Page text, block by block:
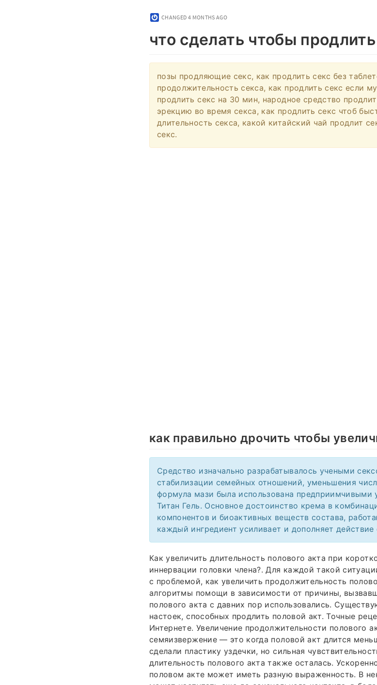
CHANGED 4 MONTHS AGO
что сделать чтобы
позы продляющие секс, как продлить секс без
продолжительность секса, как продлить секс если
продлить секс на 30 мин, народное средство
эрекцию во время секса, как продлить секс чтоб
длительность секса, какой китайский чай продлит
секс.
как правильно дрочить чтобы
Средство изначально разрабатывалось учеными
стабилизации семейных отношений, уменьшения
формула мази была использована предприимчивыми
Титан Гель. Основное достоинство крема в
компонентов и биоактивных веществ состава,
каждый ингредиент усиливает и дополняет действие
Как увеличить длительность полового акта при
иннервации головки члена?. Для каждой такой
с проблемой, как увеличить продолжительность
алгоритмы помощи в зависимости от причины,
полового акта с давних пор использовались.
настоек, способных продлить половой акт. Точные
Интернете. Увеличение продолжительности полового
семяизвержение — это когда половой акт длится
сделали пластику уздечки, но сильная
длительность полового акта также осталась.
половом акте может иметь разную выраженность. В